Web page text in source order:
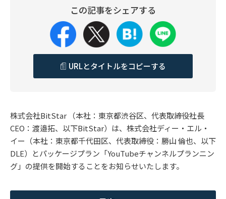
この記事をシェアする
URLとタイトルをコピーする
株式会社BitStar （本社：東京都渋谷区、代表取締役社長
CEO：渡邉拓、以下BitStar）は、株式会社ディー・エル・
イー（本社：東京都千代田区、代表取締役：勝山 倫也、以下
DLE）とパッケージプラン「YouTubeチャンネルプランニン
グ」の提供を開始することをお知らせいたします。